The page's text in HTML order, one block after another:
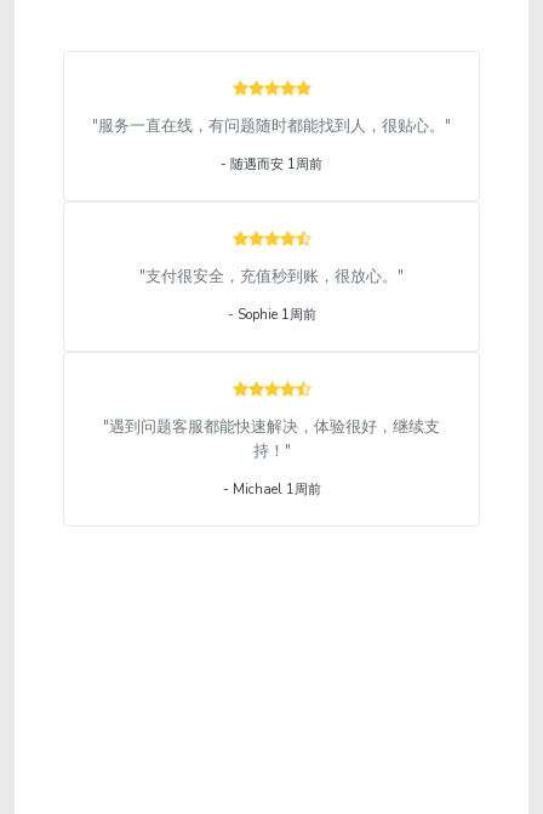
"服务一直在线，有问题随时都能找到人，很贴心。"
- 随遇而安 1周前
"支付很安全，充值秒到账，很放心。"
- Sophie 1周前
"遇到问题客服都能快速解决，体验很好，继续支
持！"
- Michael 1周前